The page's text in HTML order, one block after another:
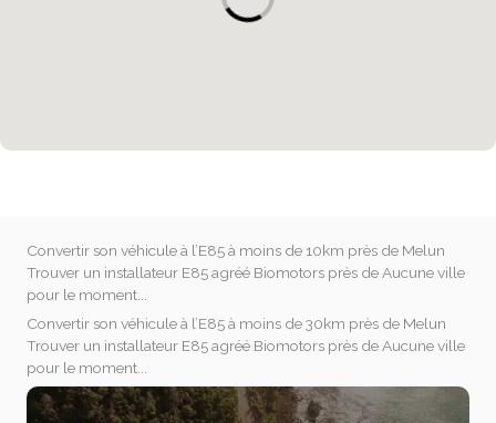
Convertir son véhicule à l’E85 à moins de 10km près de Melun
Trouver un installateur E85 agréé Biomotors près de Aucune ville
pour le moment...
Convertir son véhicule à l’E85 à moins de 30km près de Melun
Trouver un installateur E85 agréé Biomotors près de Aucune ville
pour le moment...